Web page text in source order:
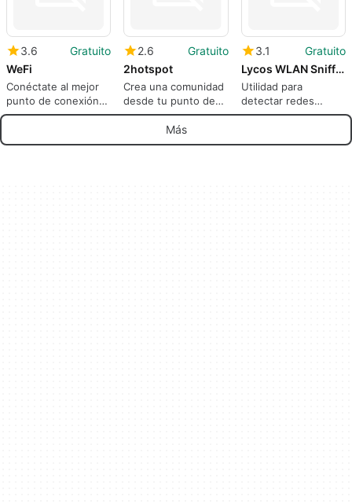
3.6
Gratuito
WeFi
Conéctate al mejor
punto de conexión
WiFi y localiza a tus
2.6
Gratuito
2hotspot
Crea una comunidad
desde tu punto de
acceso WiFi
3.1
Gratuito
Lycos WLAN Sniffer
Utilidad para
detectar redes
inalámbricas
Más